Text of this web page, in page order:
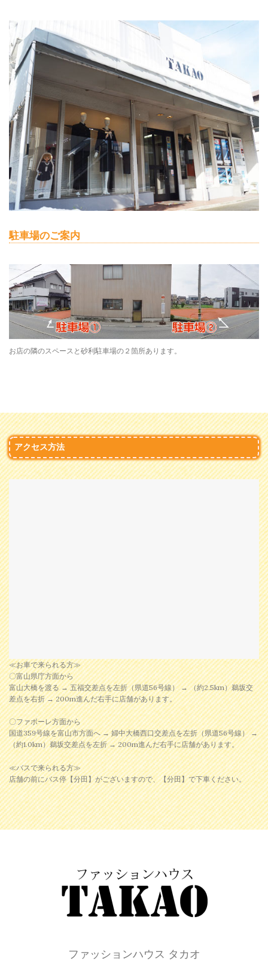
駐車場のご案内
お店の隣のスペースと砂利駐車場の２箇所あります。
アクセス方法
≪お車で来られる方≫
〇富山県庁方面から
富山大橋を渡る → 五福交差点を左折（県道56号線） → （約2.5km）鵜坂交
差点を右折 → 200m進んだ右手に店舗があります。
〇ファボーレ方面から
国道359号線を富山市方面へ → 婦中大橋西口交差点を左折（県道56号線） →
（約1.0km）鵜坂交差点を左折 → 200m進んだ右手に店舗があります。
≪バスで来られる方≫
店舗の前にバス停【分田】がございますので、【分田】で下車ください。
ファッションハウス タカオ